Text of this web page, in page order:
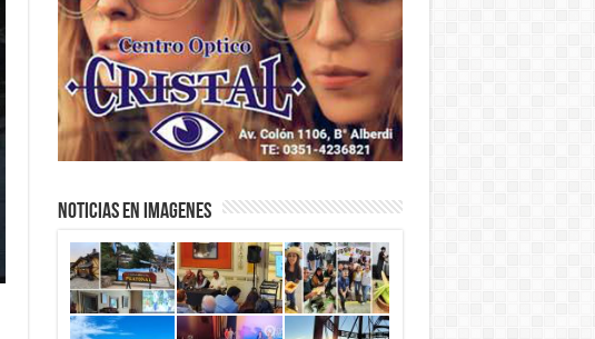
NOTICIAS EN IMAGENES